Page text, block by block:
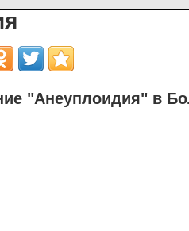
"Анеуплоидия" в